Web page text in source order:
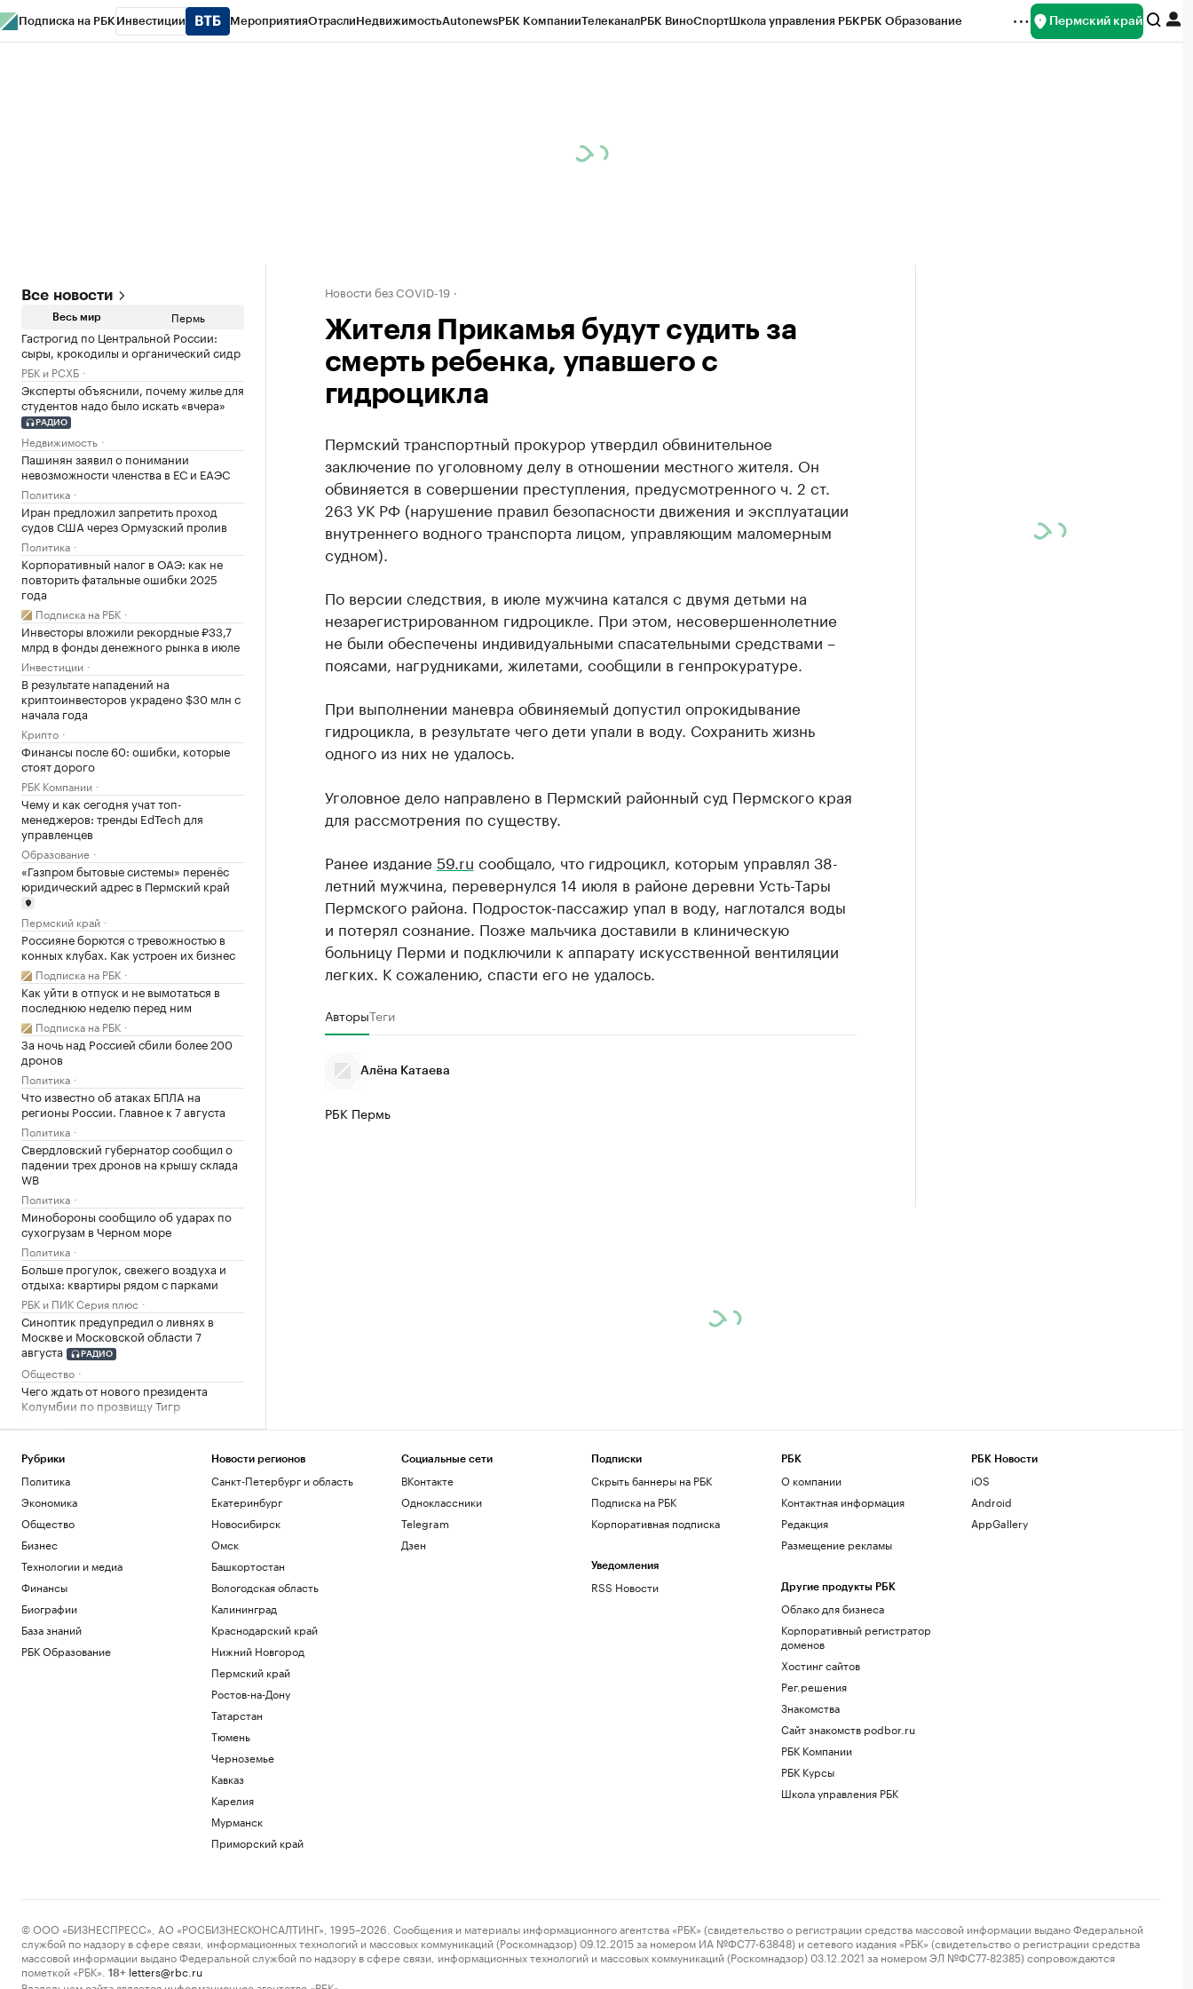
Подписка на РБК Инвестиции МероприятияОтраслиНедвижимостьAutonewsРБК КомпанииТелеканалРБК ВиноСпортШкола управления РБКРБК Образование Пермский край
Все новости
Весь мир Пермь
Гастрогид по Центральной России:
сыры, крокодилы и органический сидр
РБК и РСХБ
Эксперты объяснили, почему жилье для
студентов надо было искать «вчера»
РАДИО
Недвижимость
Пашинян заявил о понимании
невозможности членства в ЕС и ЕАЭС
Политика
Иран предложил запретить проход
судов США через Ормузский пролив
Политика
Корпоративный налог в ОАЭ: как не
повторить фатальные ошибки 2025
года
Подписка на РБК
Инвесторы вложили рекордные ₽33,7
млрд в фонды денежного рынка в июле
Инвестиции
В результате нападений на
криптоинвесторов украдено $30 млн с
начала года
Крипто
Финансы после 60: ошибки, которые
стоят дорого
РБК Компании
Чему и как сегодня учат топ-
менеджеров: тренды EdTech для
управленцев
Образование
«Газпром бытовые системы» перенёс
юридический адрес в Пермский край
Пермский край
Россияне борются с тревожностью в
конных клубах. Как устроен их бизнес
Подписка на РБК
Как уйти в отпуск и не вымотаться в
последнюю неделю перед ним
Подписка на РБК
За ночь над Россией сбили более 200
дронов
Политика
Что известно об атаках БПЛА на
регионы России. Главное к 7 августа
Политика
Свердловский губернатор сообщил о
падении трех дронов на крышу склада
WB
Политика
Минобороны сообщило об ударах по
сухогрузам в Черном море
Политика
Больше прогулок, свежего воздуха и
отдыха: квартиры рядом с парками
РБК и ПИК Серия плюс
Синоптик предупредил о ливнях в
Москве и Московской области 7
августа
РАДИО
Общество
Чего ждать от нового президента
Колумбии по прозвищу Тигр
специальности. Как это влияет на
Новости без COVID-19
Жителя Прикамья будут судить за
смерть ребенка, упавшего с
гидроцикла
Пермский транспортный прокурор утвердил обвинительное
заключение по уголовному делу в отношении местного жителя. Он
обвиняется в совершении преступления, предусмотренного ч. 2 ст.
263 УК РФ (нарушение правил безопасности движения и эксплуатации
внутреннего водного транспорта лицом, управляющим маломерным
судном).
По версии следствия, в июле мужчина катался с двумя детьми на
незарегистрированном гидроцикле. При этом, несовершеннолетние
не были обеспечены индивидуальными спасательными средствами –
поясами, нагрудниками, жилетами, сообщили в генпрокуратуре.
При выполнении маневра обвиняемый допустил опрокидывание
гидроцикла, в результате чего дети упали в воду. Сохранить жизнь
одного из них не удалось.
Уголовное дело направлено в Пермский районный суд Пермского края
для рассмотрения по существу.
Ранее издание 59.ru сообщало, что гидроцикл, которым управлял 38-
летний мужчина, перевернулся 14 июля в районе деревни Усть-Тары
Пермского района. Подросток-пассажир упал в воду, наглотался воды
и потерял сознание. Позже мальчика доставили в клиническую
больницу Перми и подключили к аппарату искусственной вентиляции
легких. К сожалению, спасти его не удалось.
АвторыТеги
Алёна Катаева
РБК Пермь
Рубрики
Политика
Экономика
Общество
Бизнес
Технологии и медиа
Финансы
Биографии
База знаний
РБК Образование
Новости регионов
Санкт-Петербург и область
Екатеринбург
Новосибирск
Омск
Башкортостан
Вологодская область
Калининград
Краснодарский край
Нижний Новгород
Пермский край
Ростов-на-Дону
Татарстан
Тюмень
Черноземье
Кавказ
Карелия
Мурманск
Приморский край
Социальные сети
ВКонтакте
Одноклассники
Telegram
Дзен
Подписки
Скрыть баннеры на РБК
Подписка на РБК
Корпоративная подписка
Уведомления
RSS Новости
РБК
О компании
Контактная информация
Редакция
Размещение рекламы
Другие продукты РБК
Облако для бизнеса
Корпоративный регистратор
доменов
Хостинг сайтов
Рег.решения
Знакомства
Сайт знакомств podbor.ru
РБК Компании
РБК Курсы
Школа управления РБК
РБК Новости
iOS
Android
AppGallery
© ООО «БИЗНЕСПРЕСС», АО «РОСБИЗНЕСКОНСАЛТИНГ», 1995–2026. Сообщения и материалы информационного агентства «РБК» (свидетельство о регистрации средства массовой информации выдано Федеральной
службой по надзору в сфере связи, информационных технологий и массовых коммуникаций (Роскомнадзор) 09.12.2015 за номером ИА №ФС77-63848) и сетевого издания «РБК» (свидетельство о регистрации средства
массовой информации выдано Федеральной службой по надзору в сфере связи, информационных технологий и массовых коммуникаций (Роскомнадзор) 03.12.2021 за номером ЭЛ №ФС77-82385) сопровождаются
пометкой «РБК».
18+ letters@rbc.ru